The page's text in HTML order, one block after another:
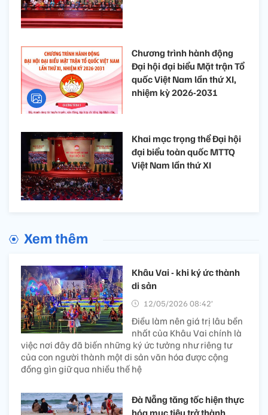
Chương trình hành động
Đại hội đại biểu Mặt trận Tổ
quốc Việt Nam lần thứ XI,
nhiệm kỳ 2026-2031
Khai mạc trọng thể Đại hội
đại biểu toàn quốc MTTQ
Việt Nam lần thứ XI
Xem thêm
Khâu Vai - khi ký ức thành
di sản
12/05/2026 08:42’
Điều làm nên giá trị lâu bền
nhất của Khâu Vai chính là
việc nơi đây đã biến những ký ức tưởng như riêng tư
của con người thành một di sản văn hóa được cộng
đồng gìn giữ qua nhiều thế hệ
Đà Nẵng tăng tốc hiện thực
hóa mục tiêu trở thành